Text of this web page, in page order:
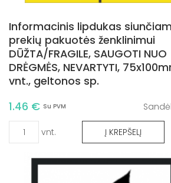
Informacinis lipdukas
prekių pakuotės ženklinimui
DŪŽTA/FRAGILE, SAUGOTI NUO
DRĖGMĖS, NEVARTYTI,
vnt., geltonos sp.
1.46 € Su PVM
vnt. Į KREPŠELĮ